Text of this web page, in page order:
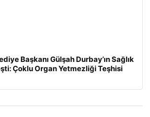
Başkanı Gülşah Durbay’ın Sağlık
Çoklu Organ Yetmezliği Teşhisi